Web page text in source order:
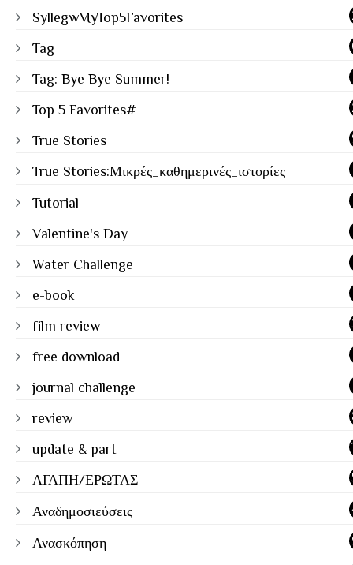
SyllegwMyTop5Favorites
Tag
Tag: Bye Bye Summer!
Top 5 Favorites#
True Stories
True Stories:Μικρές_καθημερινές_ιστορίες
Tutorial
Valentine's Day
Water Challenge
e-book
film review
free download
journal challenge
review
update & part
ΑΓΑΠΗ/ΕΡΩΤΑΣ
Αναδημοσιεύσεις
Ανασκόπηση